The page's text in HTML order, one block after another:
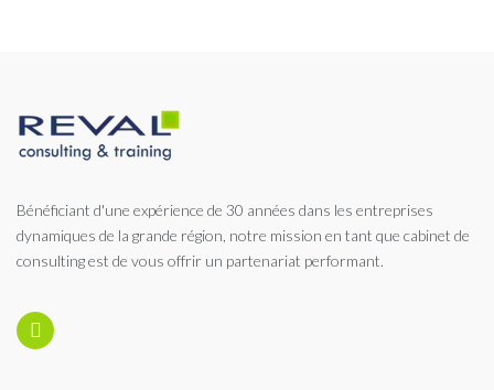
Bénéficiant d'une expérience de 30 années dans les entreprises
dynamiques de la grande région, notre mission en tant que cabinet de
consulting est de vous offrir un partenariat performant.